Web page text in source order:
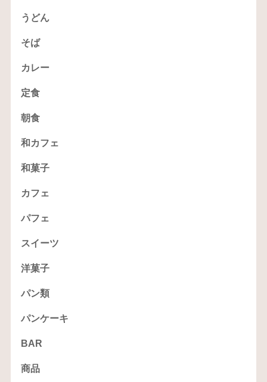
うどん
そば
カレー
定食
朝食
和カフェ
和菓子
カフェ
パフェ
スイーツ
洋菓子
パン類
パンケーキ
BAR
商品